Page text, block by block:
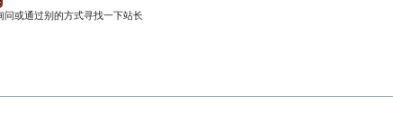
或通过别的方式寻找一下站长